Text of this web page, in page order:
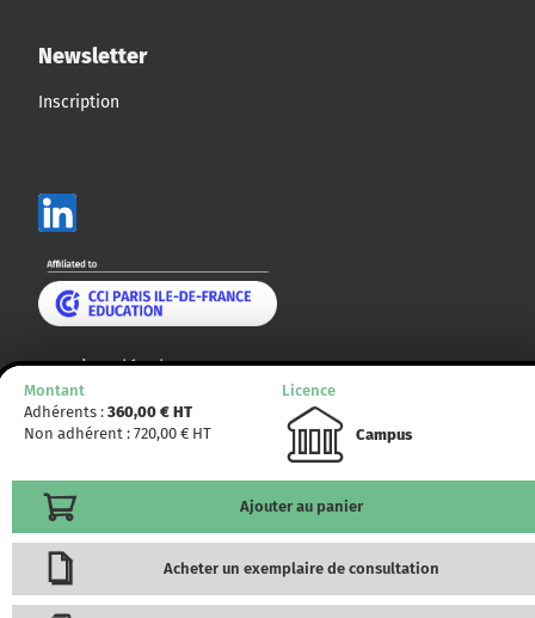
Montant
Adhérents : 360,00 € HT
Non adhérent : 720,00 € HT
Licence
Campus
Ajouter au panier
Acheter un exemplaire de consultation
Newsletter
Inscription
Mentions légales
Plan du site
© CCMP 2014 - 2025. Tous droits réservés.